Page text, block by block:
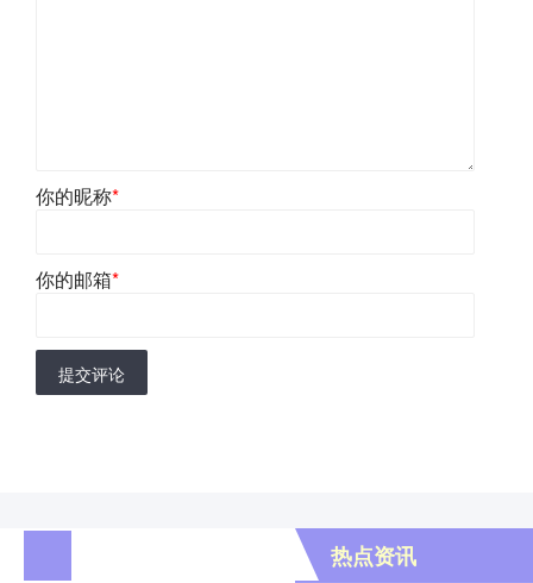
你的昵称*
你的邮箱*
提交评论
热点资讯